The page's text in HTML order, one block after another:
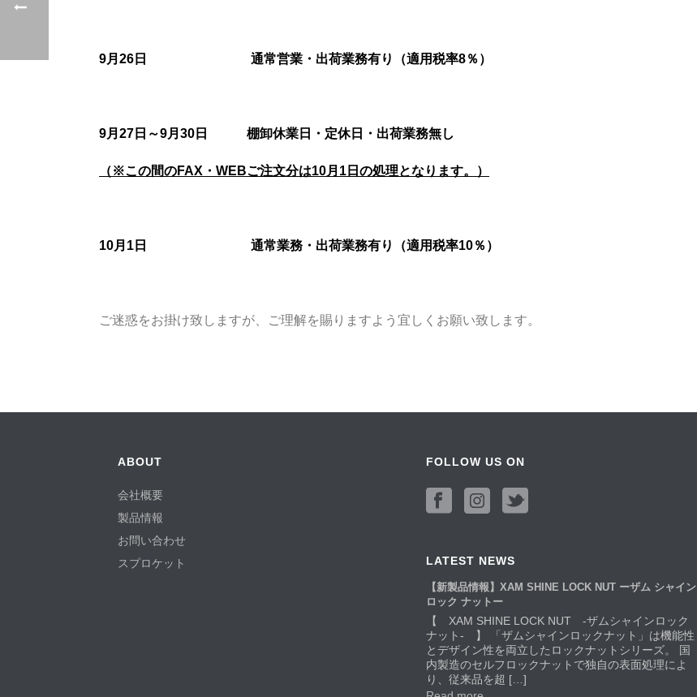
9月26日 通常営業・出荷業務有り（適用税率8％）
9月27日～9月30日 棚卸休業日・定休日・出荷業務無し
（※この間のFAX・WEBご注文分は10月1日の処理となります。）
10月1日 通常業務・出荷業務有り（適用税率10％）
ご迷惑をお掛け致しますが、ご理解を賜りますよう宜しくお願い致します。
ABOUT
会社概要
製品情報
お問い合わせ
スプロケット
FOLLOW US ON
LATEST NEWS
【新製品情報】XAM SHINE LOCK NUT ーザム シャイン
ロック ナットー
【 XAM SHINE LOCK NUT -ザムシャインロック
ナット- 】 「ザムシャインロックナット」は機能性
とデザイン性を両立したロックナットシリーズ。 国
内製造のセルフロックナットで独自の表面処理によ
り、従来品を超 […]